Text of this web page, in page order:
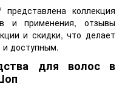
коллекция
и применения, отзывы
и скидки, что делает
доступным.
для волос в